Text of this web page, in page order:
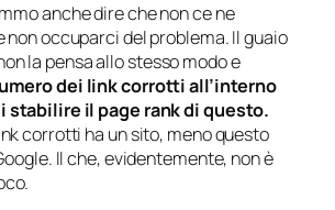
anche dire che non ce ne
non occuparci del problema. Il guaio
la pensa allo stesso modo e
dei link corrotti all’interno
stabilire il page rank di questo.
corrotti ha un sito, meno questo
Il che, evidentemente, non è